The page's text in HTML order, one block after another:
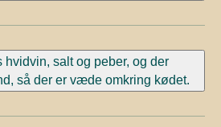
salt og peber, og der
så der er væde omkring kødet.